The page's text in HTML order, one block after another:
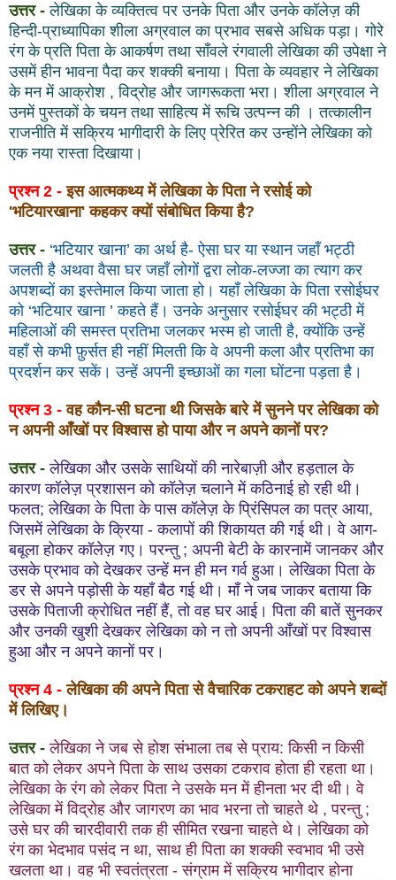
उत्तर - लेखिका के व्यक्तित्व पर उनके पिता और उनके कॉलेज़ की
हिन्दी-प्राध्यापिका शीला अग्रवाल का प्रभाव सबसे अधिक पड़ा। गोरे
रंग के प्रति पिता के आकर्षण तथा साँवले रंगवाली लेखिका की उपेक्षा ने
उसमें हीन भावना पैदा कर शक्की बनाया। पिता के व्यवहार ने लेखिका
के मन में आक्रोश , विद्रोह और जागरूकता भरा। शीला अग्रवाल ने
उनमें पुस्तकों के चयन तथा साहित्य में रूचि उत्पन्न की । तत्कालीन
राजनीति में सक्रिय भागीदारी के लिए प्रेरित कर उन्होंने लेखिका को
एक नया रास्ता दिखाया।
प्रश्न 2 - इस आत्मकथ्य में लेखिका के पिता ने रसोई को
'भटियारखाना' कहकर क्यों संबोधित किया है?
उत्तर - ‘भटियार खाना’ का अर्थ है- ऐसा घर या स्थान जहाँ भट्ठी
जलती है अथवा वैसा घर जहाँ लोगों द्वरा लोक-लज्जा का त्याग कर
अपशब्दों का इस्तेमाल किया जाता हो। यहाँ लेखिका के पिता रसोईघर
को ‘भटियार खाना ’ कहते हैं। उनके अनुसार रसोईघर की भट्ठी में
महिलाओं की समस्त प्रतिभा जलकर भस्म हो जाती है, क्योंकि उन्हें
वहाँ से कभी फ़ुर्सत ही नहीं मिलती कि वे अपनी कला और प्रतिभा का
प्रदर्शन कर सकें। उन्हें अपनी इच्छाओं का गला घोंटना पड़ता है।
प्रश्न 3 - वह कौन-सी घटना थी जिसके बारे में सुनने पर लेखिका को
न अपनी आँखों पर विश्वास हो पाया और न अपने कानों पर?
उत्तर - लेखिका और उसके साथियों की नारेबाज़ी और हड़ताल के
कारण कॉलेज़ प्रशासन को कॉलेज़ चलाने में कठिनाई हो रही थी।
फलत; लेखिका के पिता के पास कॉलेज़ के प्रिंसिपल का पत्र आया,
जिसमें लेखिका के क्रिया - कलापों की शिकायत की गई थी। वे आग-
बबूला होकर कॉलेज़ गए। परन्तु ; अपनी बेटी के कारनामें जानकर और
उसके प्रभाव को देखकर उन्हें मन ही मन गर्व हुआ। लेखिका पिता के
डर से अपने पड़ोसी के यहाँ बैठ गई थी। माँ ने जब जाकर बताया कि
उसके पिताजी क्रोधित नहीं हैं, तो वह घर आई। पिता की बातें सुनकर
और उनकी खुशी देखकर लेखिका को न तो अपनी आँखों पर विश्वास
हुआ और न अपने कानों पर।
प्रश्न 4 - लेखिका की अपने पिता से वैचारिक टकराहट को अपने शब्दों
में लिखिए।
उत्तर - लेखिका ने जब से होश संभाला तब से प्राय: किसी न किसी
बात को लेकर अपने पिता के साथ उसका टकराव होता ही रहता था।
लेखिका के रंग को लेकर पिता ने उसके मन में हीनता भर दी थी। वे
लेखिका में विद्रोह और जागरण का भाव भरना तो चाहते थे , परन्तु ;
उसे घर की चारदीवारी तक ही सीमित रखना चाहते थे। लेखिका को
रंग का भेदभाव पसंद न था, साथ ही पिता का शक्की स्वभाव भी उसे
खलता था। वह भी स्वतंत्रता - संग्राम में सक्रिय भागीदार होना